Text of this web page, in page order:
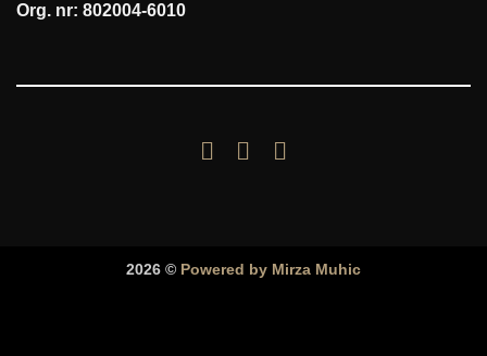
Org. nr: 802004-6010
2026 © Powered by Mirza Muhic